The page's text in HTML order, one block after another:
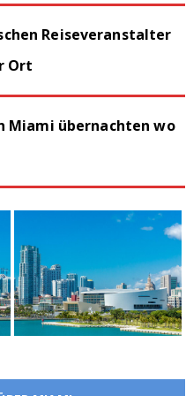
Reiseveranstalter
Ort
Miami übernachten wo